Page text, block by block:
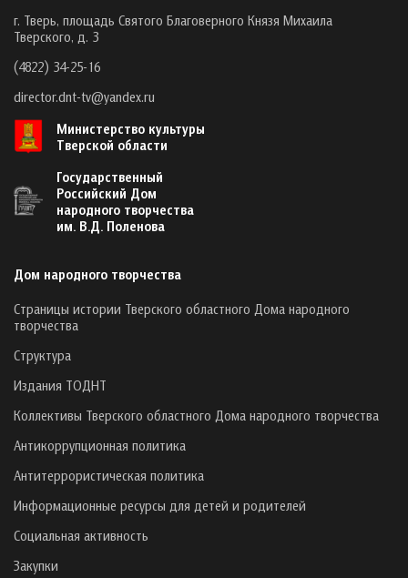
г. Тверь, площадь Святого Благоверного Князя Михаила
Тверского, д. 3
(4822) 34-25-16
director.dnt-tv@yandex.ru
Министерство культуры
Тверской области
Государственный
Российский Дом
народного творчества
им. В.Д. Поленова
Дом народного творчества
Страницы истории Тверского областного Дома народного
творчества
Структура
Издания ТОДНТ
Коллективы Тверского областного Дома народного творчества
Антикоррупционная политика
Антитеррористическая политика
Информационные ресурсы для детей и родителей
Социальная активность
Закупки